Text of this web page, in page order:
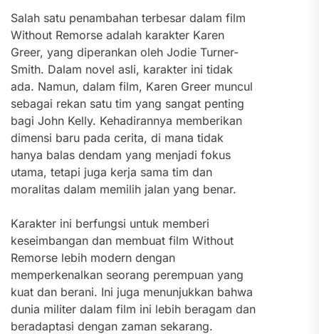
Salah satu penambahan terbesar dalam film
Without Remorse adalah karakter Karen
Greer, yang diperankan oleh Jodie Turner-
Smith. Dalam novel asli, karakter ini tidak
ada. Namun, dalam film, Karen Greer muncul
sebagai rekan satu tim yang sangat penting
bagi John Kelly. Kehadirannya memberikan
dimensi baru pada cerita, di mana tidak
hanya balas dendam yang menjadi fokus
utama, tetapi juga kerja sama tim dan
moralitas dalam memilih jalan yang benar.
Karakter ini berfungsi untuk memberi
keseimbangan dan membuat film Without
Remorse lebih modern dengan
memperkenalkan seorang perempuan yang
kuat dan berani. Ini juga menunjukkan bahwa
dunia militer dalam film ini lebih beragam dan
beradaptasi dengan zaman sekarang.